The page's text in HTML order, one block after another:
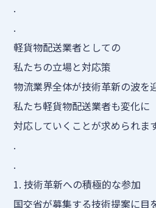
.
.
軽貨物配送業者としての
私たちの立場と対応策
物流業界全体が技術革新の波を
私たち軽貨物配送業者も変化に
対応していくことが求められます
.
.
1. 技術革新への積極的な参加
国交省が募集する技術提案に目